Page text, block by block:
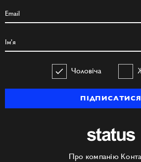
Чоловіча
ПІДПИСАТИСЯ
Про компанію